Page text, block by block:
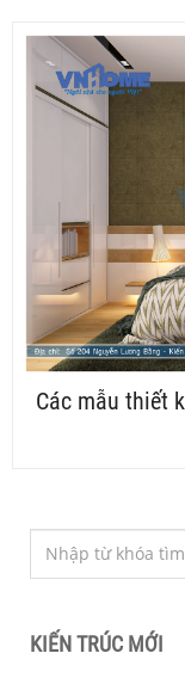
Các mẫu thiết
KIẾN TRÚC MỚI